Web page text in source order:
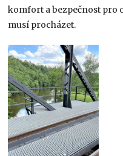
komfort a bezpečnost pro
musí procházet.